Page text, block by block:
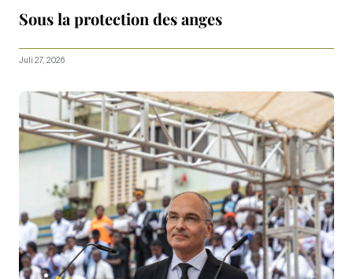
Sous la protection des anges
Juli 27, 2026